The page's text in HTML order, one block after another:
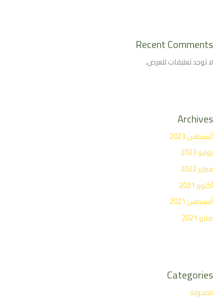
Recent Comments
لا توجد تعليقات للعرض.
Archives
أغسطس 2023
يوليو 2023
فبراير 2022
أكتوبر 2021
أغسطس 2021
مايو 2021
Categories
المدونة